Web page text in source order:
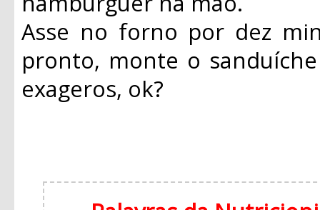
Asse no forno por dez
pronto, monte o
exageros, ok?